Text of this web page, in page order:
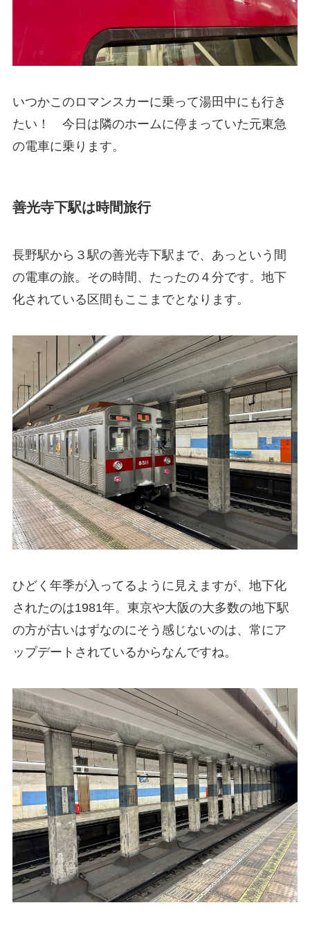
いつかこのロマンスカーに乗って湯田中にも行き
たい！ 今日は隣のホームに停まっていた元東急
の電車に乗ります。
善光寺下駅は時間旅行
長野駅から３駅の善光寺下駅まで、あっという間
の電車の旅。その時間、たったの４分です。地下
化されている区間もここまでとなります。
ひどく年季が入ってるように見えますが、地下化
されたのは1981年。東京や大阪の大多数の地下駅
の方が古いはずなのにそう感じないのは、常にア
ップデートされているからなんですね。